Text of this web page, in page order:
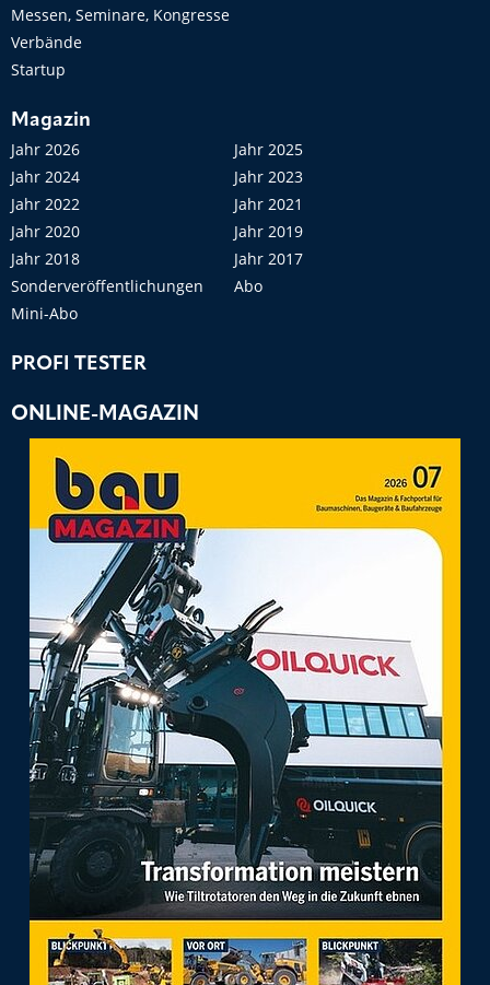
Messen, Seminare, Kongresse
Verbände
Startup
Magazin
Jahr 2026
Jahr 2025
Jahr 2024
Jahr 2023
Jahr 2022
Jahr 2021
Jahr 2020
Jahr 2019
Jahr 2018
Jahr 2017
Sonderveröffentlichungen
Abo
Mini-Abo
PROFI TESTER
ONLINE-MAGAZIN